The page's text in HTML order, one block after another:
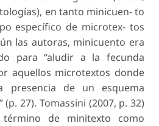
en tanto minicuen- to
específico de microtex- tos
las autoras, minicuento era
para “aludir a la fecunda
aquellos microtextos donde
presencia de un esquema
27). Tomassini (2007, p. 32)
de minitexto como